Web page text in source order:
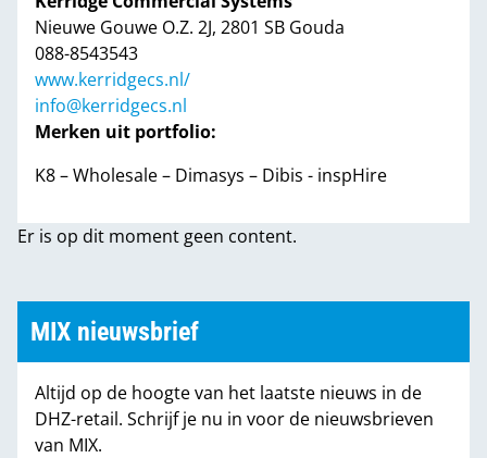
Nieuwe Gouwe O.Z. 2J, 2801 SB Gouda
088-8543543
www.kerridgecs.nl/
info@kerridgecs.nl
Merken uit portfolio:
K8 – Wholesale – Dimasys – Dibis - inspHire
Er is op dit moment geen content.
MIX nieuwsbrief
Altijd op de hoogte van het laatste nieuws in de
DHZ-retail. Schrijf je nu in voor de nieuwsbrieven
van MIX.